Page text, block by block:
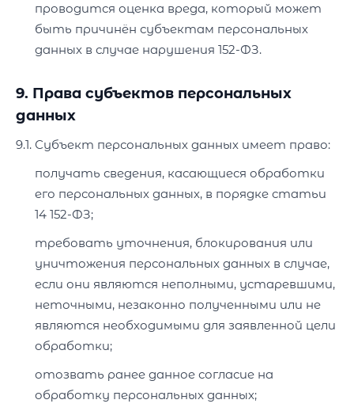
проводится оценка вреда, который может
быть причинён субъектам персональных
данных в случае нарушения 152-ФЗ.
9. Права субъектов персональных
данных
9.1. Субъект персональных данных имеет право:
получать сведения, касающиеся обработки
его персональных данных, в порядке статьи
14 152-ФЗ;
требовать уточнения, блокирования или
уничтожения персональных данных в случае,
если они являются неполными, устаревшими,
неточными, незаконно полученными или не
являются необходимыми для заявленной цели
обработки;
отозвать ранее данное согласие на
обработку персональных данных;